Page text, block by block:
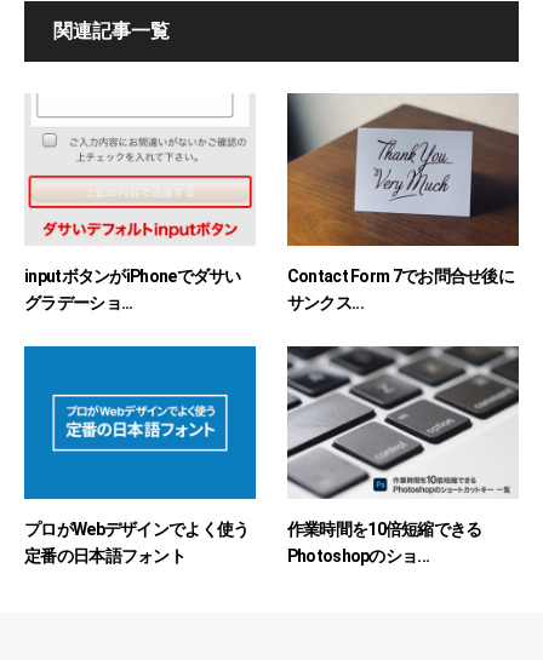
関連記事一覧
inputボタンがiPhoneでダサい
グラデーショ...
Contact Form 7でお問合せ後に
サンクス...
プロがWebデザインでよく使う
定番の日本語フォント
作業時間を10倍短縮できる
Photoshopのショ...